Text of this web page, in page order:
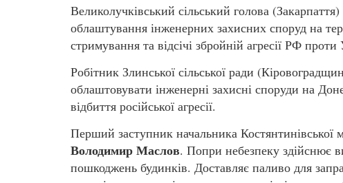
Великолучківський сільський голова (Закарпаття)
облаштування інженерних захисних споруд на
стримування та відсічі збройній агресії РФ проти
Робітник Злинської сільської ради
облаштовувати інженерні захисні споруди на
відбиття російської агресії.
Перший заступник начальника Костянтинівської
Володимир Маслов. Попри небезпеку здійснює
пошкоджень будинків. Доставляє паливо для